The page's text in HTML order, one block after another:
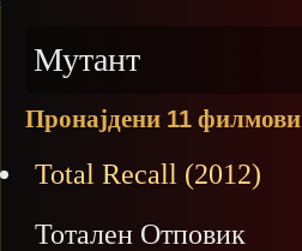
Мутант
Пронајдени 11 филмови
Total Recall (2012)
Тотален Отповик